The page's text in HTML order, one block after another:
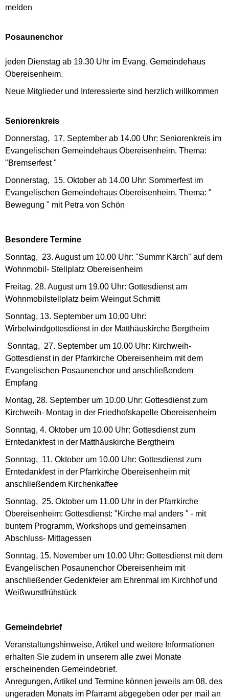
melden
Posaunenchor
jeden Dienstag ab 19.30 Uhr im Evang. Gemeindehaus
Obereisenheim.
Neue Mitglieder und Interessierte sind herzlich willkommen
Seniorenkreis
Donnerstag, 17. September ab 14.00 Uhr: Seniorenkreis im
Evangelischen Gemeindehaus Obereisenheim. Thema:
"Bremserfest "
Donnerstag, 15. Oktober ab 14.00 Uhr: Sommerfest im
Evangelischen Gemeindehaus Obereisenheim. Thema: "
Bewegung " mit Petra von Schön
Besondere Termine
Sonntag, 23. August um 10.00 Uhr: "Summr Kärch" auf dem
Wohnmobil- Stellplatz Obereisenheim
Freitag, 28. August um 19.00 Uhr: Gottesdienst am
Wohnmobilstellplatz beim Weingut Schmitt
Sonntag, 13. September um 10.00 Uhr:
Wirbelwindgottesdienst in der Matthäuskirche Bergtheim
Sonntag, 27. September um 10.00 Uhr: Kirchweih-
Gottesdienst in der Pfarrkirche Obereisenheim mit dem
Evangelischen Posaunenchor und anschließendem
Empfang
Montag, 28. September um 10.00 Uhr: Gottesdienst zum
Kirchweih- Montag in der Friedhofskapelle Obereisenheim
Sonntag, 4. Oktober um 10.00 Uhr: Gottesdienst zum
Erntedankfest in der Matthäuskirche Bergtheim
Sonntag, 11. Oktober um 10.00 Uhr: Gottesdienst zum
Erntedankfest in der Pfarrkirche Obereisenheim mit
anschließendem Kirchenkaffee
Sonntag, 25. Oktober um 11.00 Uhr in der Pfarrkirche
Obereisenheim: Gottesdienst: "Kirche mal anders " - mit
buntem Programm, Workshops und gemeinsamen
Abschluss- Mittagessen
Sonntag, 15. November um 10.00 Uhr: Gottesdienst mit dem
Evangelischen Posaunenchor Obereisenheim mit
anschließender Gedenkfeier am Ehrenmal im Kirchhof und
Weißwurstfrühstück
Gemeindebrief
Veranstaltungshinweise, Artikel und weitere Informationen
erhalten Sie zudem in unserem alle zwei Monate
erscheinenden Gemeindebrief.
Anregungen, Artikel und Termine können jeweils am 08. des
ungeraden Monats im Pfarramt abgegeben oder per mail an